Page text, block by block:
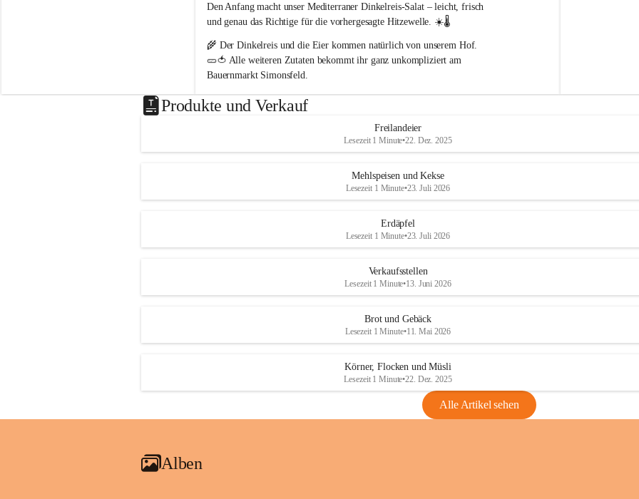
#heurige #erdäpfel #festkochend #regional
#direktvombbauernhof #hofpopp
n
h
f
Den Anfang macht unser Mediterraner Dinkelreis-Salat – leicht, frisch
und genau das Richtige für die vorhergesagte Hitzewelle. ☀️🌡️
🌾 Der Dinkelreis und die Eier kommen natürlich von unserem Hof.
🥒🍅 Alle weiteren Zutaten bekommt ihr ganz unkompliziert am
Bauernmarkt Simonsfeld.
📖 Das vollständige Rezept findet ihr auf unserer Homepage:
www.popp-bauernhof.at
Wir wünschen euch viel Freude beim Nachkochen und einen
genussvollen Sommer! 😊
Produkte und Verkauf
Freilandeier
Lesezeit 1 Minute•22. Dez. 2025
Mehlspeisen und Kekse
Lesezeit 1 Minute•23. Juli 2026
Erdäpfel
Lesezeit 1 Minute•23. Juli 2026
Verkaufsstellen
Lesezeit 1 Minute•13. Juni 2026
Brot und Gebäck
Lesezeit 1 Minute•11. Mai 2026
Körner, Flocken und Müsli
Lesezeit 1 Minute•22. Dez. 2025
Alle Artikel sehen
Alben